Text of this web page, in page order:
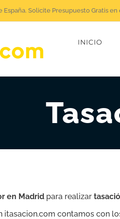
España. Solicite Presupuesto Gratis
INICIO
en Madrid para realizar
itasacion.com contamos con